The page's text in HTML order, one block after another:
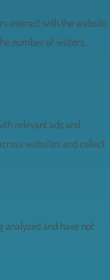
interact with the website.
number of visitors,
relevant ads and
websites and collect
analyzed and have not